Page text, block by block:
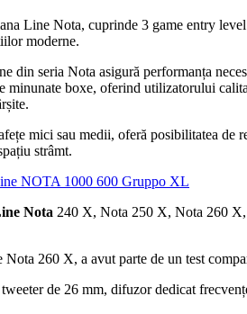
Line Nota, cuprinde 3 game entry
moderne.
din seria Nota asigură performanța
minunate boxe, oferind utilizatorului
mici sau medii, oferă posibilitatea de
strâmt.
Nota 240 X, Nota 250 X, Nota 260 X,
260 X, a avut parte de un test
de 26 mm, difuzor dedicat